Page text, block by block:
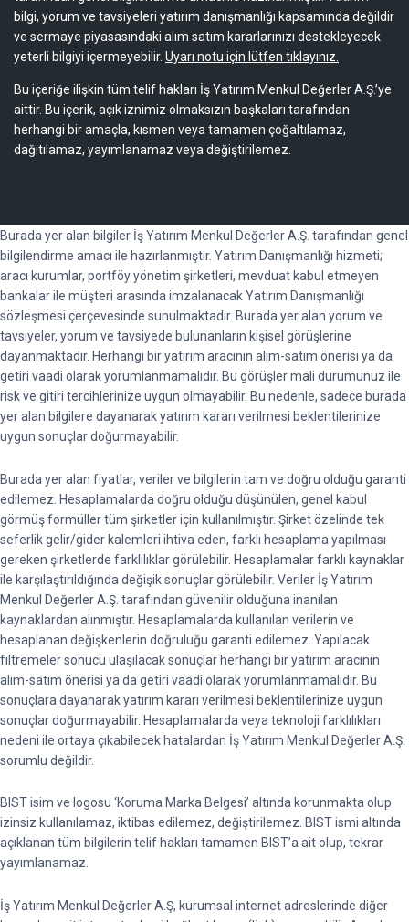
bilgi, yorum ve tavsiyeleri yatırım danışmanlığı kapsamında değildir
ve sermaye piyasasındaki alım satım kararlarınızı destekleyecek
yeterli bilgiyi içermeyebilir. Uyarı notu için lütfen tıklayınız.
Bu içeriğe ilişkin tüm telif hakları İş Yatırım Menkul Değerler A.Ş.’ye
aittir. Bu içerik, açık iznimiz olmaksızın başkaları tarafından
herhangi bir amaçla, kısmen veya tamamen çoğaltılamaz,
dağıtılamaz, yayımlanamaz veya değiştirilemez.
Burada yer alan bilgiler İş Yatırım Menkul Değerler A.Ş. tarafından genel
bilgilendirme amacı ile hazırlanmıştır. Yatırım Danışmanlığı hizmeti;
aracı kurumlar, portföy yönetim şirketleri, mevduat kabul etmeyen
bankalar ile müşteri arasında imzalanacak Yatırım Danışmanlığı
sözleşmesi çerçevesinde sunulmaktadır. Burada yer alan yorum ve
tavsiyeler, yorum ve tavsiyede bulunanların kişisel görüşlerine
dayanmaktadır. Herhangi bir yatırım aracının alım-satım önerisi ya da
getiri vaadi olarak yorumlanmamalıdır. Bu görüşler mali durumunuz ile
risk ve gitiri tercihlerinize uygun olmayabilir. Bu nedenle, sadece burada
yer alan bilgilere dayanarak yatırım kararı verilmesi beklentilerinize
uygun sonuçlar doğurmayabilir.
Burada yer alan fiyatlar, veriler ve bilgilerin tam ve doğru olduğu garanti
edilemez. Hesaplamalarda doğru olduğu düşünülen, genel kabul
görmüş formüller tüm şirketler için kullanılmıştır. Şirket özelinde tek
seferlik gelir/gider kalemleri ihtiva eden, farklı hesaplama yapılması
gereken şirketlerde farklılıklar görülebilir. Hesaplamalar farklı kaynaklar
ile karşılaştırıldığında değişik sonuçlar görülebilir. Veriler İş Yatırım
Menkul Değerler A.Ş. tarafından güvenilir olduğuna inanılan
kaynaklardan alınmıştır. Hesaplamalarda kullanılan verilerin ve
hesaplanan değişkenlerin doğruluğu garanti edilemez. Yapılacak
filtremeler sonucu ulaşılacak sonuçlar herhangi bir yatırım aracının
alım-satım önerisi ya da getiri vaadi olarak yorumlanmamalıdır. Bu
sonuçlara dayanarak yatırım kararı verilmesi beklentilerinize uygun
sonuçlar doğurmayabilir. Hesaplamalarda veya teknoloji farklılıkları
nedeni ile ortaya çıkabilecek hatalardan İş Yatırım Menkul Değerler A.Ş.
sorumlu değildir.
BIST isim ve logosu ‘Koruma Marka Belgesi’ altında korunmakta olup
izinsiz kullanılamaz, iktibas edilemez, değiştirilemez. BIST ismi altında
açıklanan tüm bilgilerin telif hakları tamamen BIST’a ait olup, tekrar
yayımlanamaz.
İş Yatırım Menkul Değerler A.Ş, kurumsal internet adreslerinde diğer